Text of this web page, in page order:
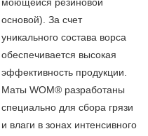
основой). За счет
уникального состава ворса
обеспечивается высокая
эффективность продукции.
Маты WOM® разработаны
специально для сбора грязи
и влаги в зонах интенсивного